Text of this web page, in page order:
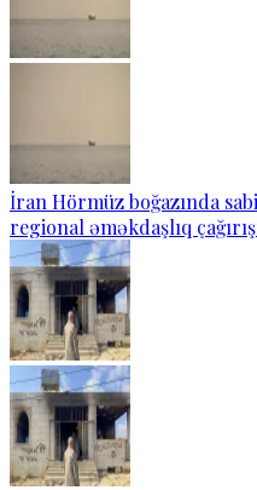
İran Hörmüz boğazında
regional əməkdaşlıq